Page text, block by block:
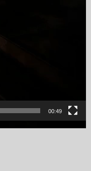
00:49